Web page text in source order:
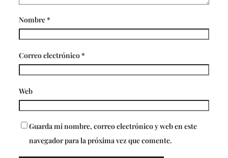
Nombre*
Correo electrónico*
Web
Guarda mi nombre, correo electrónico y web en este
navegador para la próxima vez que comente.